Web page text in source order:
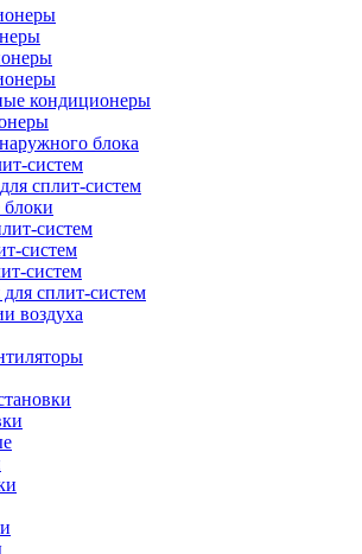
кондиционеры
блока
систем
сплит-систем
блоки
систем
систем
систем
сплит-систем
воздуха